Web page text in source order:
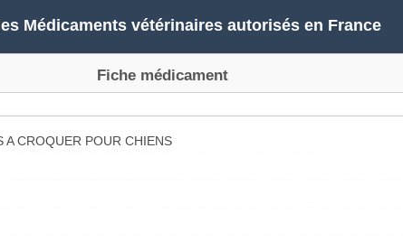
Médicaments vétérinaires autorisés en France
Fiche médicament
CROQUER POUR CHIENS